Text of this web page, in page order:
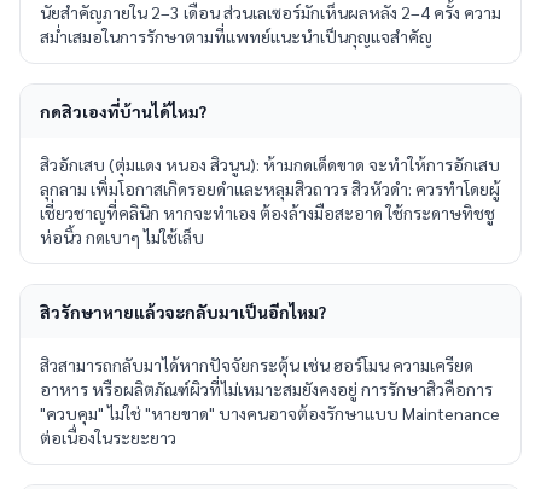
นัยสำคัญภายใน 2–3 เดือน ส่วนเลเซอร์มักเห็นผลหลัง 2–4 ครั้ง ความ
สม่ำเสมอในการรักษาตามที่แพทย์แนะนำเป็นกุญแจสำคัญ
กดสิวเองที่บ้านได้ไหม?
สิวอักเสบ (ตุ่มแดง หนอง สิวนูน): ห้ามกดเด็ดขาด จะทำให้การอักเสบ
ลุกลาม เพิ่มโอกาสเกิดรอยดำและหลุมสิวถาวร สิวหัวดำ: ควรทำโดยผู้
เชี่ยวชาญที่คลินิก หากจะทำเอง ต้องล้างมือสะอาด ใช้กระดาษทิชชู
ห่อนิ้ว กดเบาๆ ไม่ใช้เล็บ
สิวรักษาหายแล้วจะกลับมาเป็นอีกไหม?
สิวสามารถกลับมาได้หากปัจจัยกระตุ้น เช่น ฮอร์โมน ความเครียด
อาหาร หรือผลิตภัณฑ์ผิวที่ไม่เหมาะสมยังคงอยู่ การรักษาสิวคือการ
"ควบคุม" ไม่ใช่ "หายขาด" บางคนอาจต้องรักษาแบบ Maintenance
ต่อเนื่องในระยะยาว